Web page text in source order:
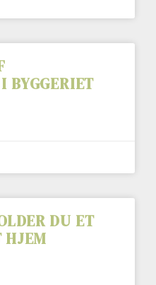
BYGGERIET
DU ET
HJEM